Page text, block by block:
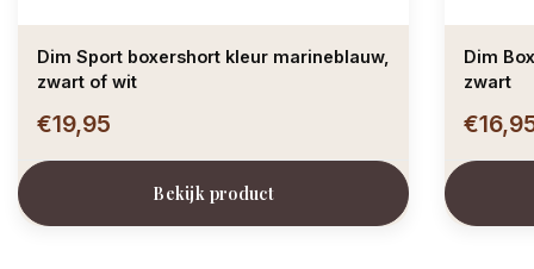
Dim Sport boxershort kleur marineblauw,
zwart of wit
€19,95
Bekijk product
Dim
zwart